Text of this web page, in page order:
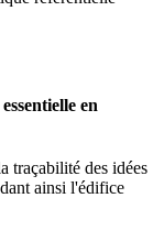
en
traçabilité des idées
ainsi l'édifice